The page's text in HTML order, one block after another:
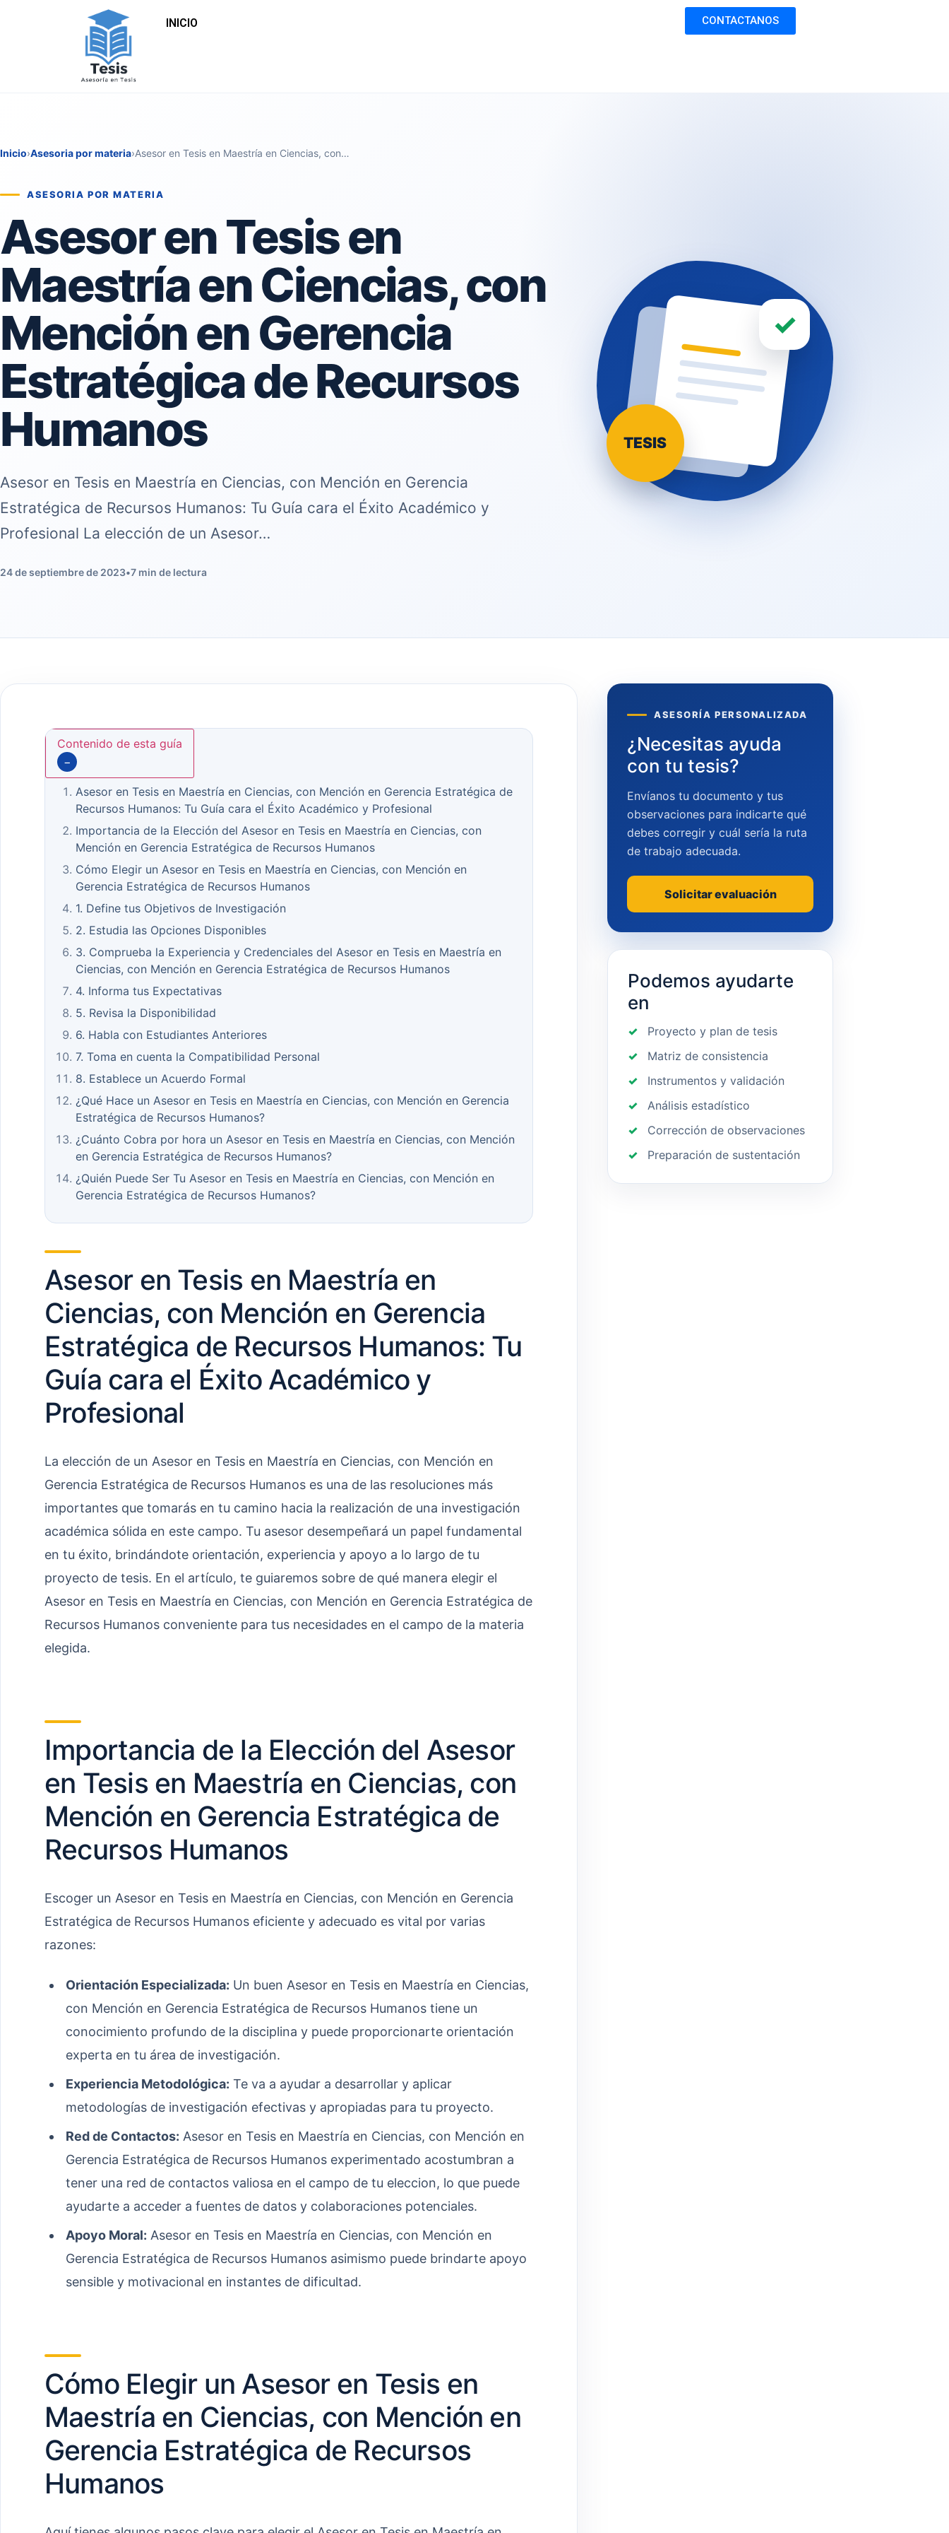
INICIO CONTACTANOS
Inicio›Asesoria por materia›Asesor en Tesis en Maestría en Ciencias, con…
ASESORIA POR MATERIA
Asesor en Tesis en
Maestría en Ciencias, con
Mención en Gerencia
Estratégica de Recursos
Humanos
Asesor en Tesis en Maestría en Ciencias, con Mención en Gerencia
Estratégica de Recursos Humanos: Tu Guía cara el Éxito Académico y
Profesional La elección de un Asesor…
24 de septiembre de 2023•7 min de lectura
✓
TESIS
Contenido de esta guía
−
Asesor en Tesis en Maestría en Ciencias, con Mención en Gerencia Estratégica de
Recursos Humanos: Tu Guía cara el Éxito Académico y Profesional
Importancia de la Elección del Asesor en Tesis en Maestría en Ciencias, con
Mención en Gerencia Estratégica de Recursos Humanos
Cómo Elegir un Asesor en Tesis en Maestría en Ciencias, con Mención en
Gerencia Estratégica de Recursos Humanos
1. Define tus Objetivos de Investigación
2. Estudia las Opciones Disponibles
3. Comprueba la Experiencia y Credenciales del Asesor en Tesis en Maestría en
Ciencias, con Mención en Gerencia Estratégica de Recursos Humanos
4. Informa tus Expectativas
5. Revisa la Disponibilidad
6. Habla con Estudiantes Anteriores
7. Toma en cuenta la Compatibilidad Personal
8. Establece un Acuerdo Formal
¿Qué Hace un Asesor en Tesis en Maestría en Ciencias, con Mención en Gerencia
Estratégica de Recursos Humanos?
¿Cuánto Cobra por hora un Asesor en Tesis en Maestría en Ciencias, con Mención
en Gerencia Estratégica de Recursos Humanos?
¿Quién Puede Ser Tu Asesor en Tesis en Maestría en Ciencias, con Mención en
Gerencia Estratégica de Recursos Humanos?
Asesor en Tesis en Maestría en
Ciencias, con Mención en Gerencia
Estratégica de Recursos Humanos: Tu
Guía cara el Éxito Académico y
Profesional
La elección de un Asesor en Tesis en Maestría en Ciencias, con Mención en
Gerencia Estratégica de Recursos Humanos es una de las resoluciones más
importantes que tomarás en tu camino hacia la realización de una investigación
académica sólida en este campo. Tu asesor desempeñará un papel fundamental
en tu éxito, brindándote orientación, experiencia y apoyo a lo largo de tu
proyecto de tesis. En el artículo, te guiaremos sobre de qué manera elegir el
Asesor en Tesis en Maestría en Ciencias, con Mención en Gerencia Estratégica de
Recursos Humanos conveniente para tus necesidades en el campo de la materia
elegida.
Importancia de la Elección del Asesor
en Tesis en Maestría en Ciencias, con
Mención en Gerencia Estratégica de
Recursos Humanos
Escoger un Asesor en Tesis en Maestría en Ciencias, con Mención en Gerencia
Estratégica de Recursos Humanos eficiente y adecuado es vital por varias
razones:
Orientación Especializada: Un buen Asesor en Tesis en Maestría en Ciencias,
con Mención en Gerencia Estratégica de Recursos Humanos tiene un
conocimiento profundo de la disciplina y puede proporcionarte orientación
experta en tu área de investigación.
Experiencia Metodológica: Te va a ayudar a desarrollar y aplicar
metodologías de investigación efectivas y apropiadas para tu proyecto.
Red de Contactos: Asesor en Tesis en Maestría en Ciencias, con Mención en
Gerencia Estratégica de Recursos Humanos experimentado acostumbran a
tener una red de contactos valiosa en el campo de tu eleccion, lo que puede
ayudarte a acceder a fuentes de datos y colaboraciones potenciales.
Apoyo Moral: Asesor en Tesis en Maestría en Ciencias, con Mención en
Gerencia Estratégica de Recursos Humanos asimismo puede brindarte apoyo
sensible y motivacional en instantes de dificultad.
Cómo Elegir un Asesor en Tesis en
Maestría en Ciencias, con Mención en
Gerencia Estratégica de Recursos
Humanos
ASESORÍA PERSONALIZADA
¿Necesitas ayuda
con tu tesis?
Envíanos tu documento y tus
observaciones para indicarte qué
debes corregir y cuál sería la ruta
de trabajo adecuada.
Solicitar evaluación
Podemos ayudarte
en
Proyecto y plan de tesis
Matriz de consistencia
Instrumentos y validación
Análisis estadístico
Corrección de observaciones
Preparación de sustentación